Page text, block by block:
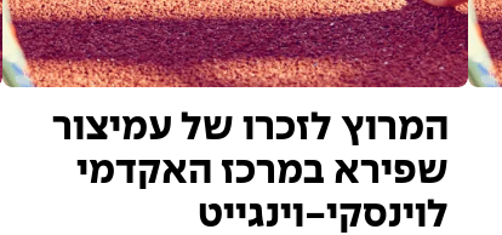
המרוץ לזכרו של עמיצור
שפירא במרכז האקדמי
לוינסקי-וינגייט